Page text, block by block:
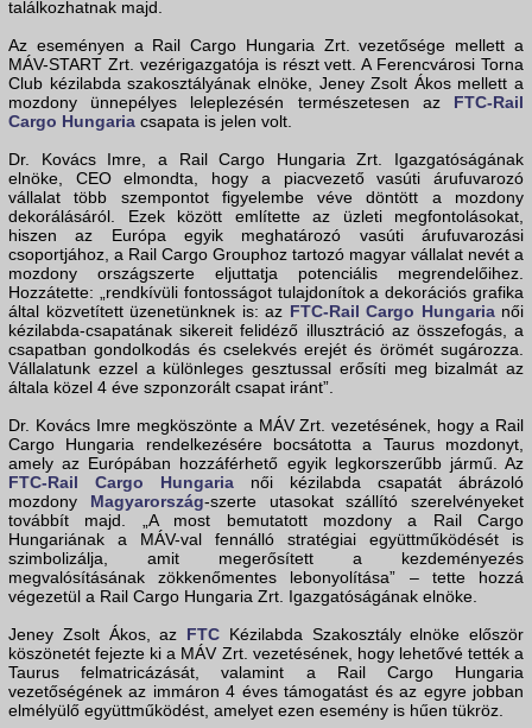
találkozhatnak majd.
Az eseményen a Rail Cargo Hungaria Zrt. vezetősége mellett a
MÁV-START Zrt. vezérigazgatója is részt vett. A Ferencvárosi Torna
Club kézilabda szakosztályának elnöke, Jeney Zsolt Ákos mellett a
mozdony ünnepélyes leleplezésén természetesen az FTC-Rail
Cargo Hungaria csapata is jelen volt.
Dr. Kovács Imre, a Rail Cargo Hungaria Zrt. Igazgatóságának
elnöke, CEO elmondta, hogy a piacvezető vasúti árufuvarozó
vállalat több szempontot figyelembe véve döntött a mozdony
dekorálásáról. Ezek között említette az üzleti megfontolásokat,
hiszen az Európa egyik meghatározó vasúti árufuvarozási
csoportjához, a Rail Cargo Grouphoz tartozó magyar vállalat nevét a
mozdony országszerte eljuttatja potenciális megrendelőihez.
Hozzátette: „rendkívüli fontosságot tulajdonítok a dekorációs grafika
által közvetített üzenetünknek is: az FTC-Rail Cargo Hungarianői
kézilabda-csapatának sikereit felidéző illusztráció az összefogás, a
csapatban gondolkodás és cselekvés erejét és örömét sugározza.
Vállalatunk ezzel a különleges gesztussal erősíti meg bizalmát az
általa közel 4 éve szponzorált csapat iránt”.
Dr. Kovács Imre megköszönte a MÁV Zrt. vezetésének, hogy a Rail
Cargo Hungaria rendelkezésére bocsátotta a Taurus mozdonyt,
amely az Európában hozzáférhető egyik legkorszerűbb jármű. Az
FTC-Rail Cargo Hungaria női kézilabda csapatát ábrázoló
mozdony Magyarország-szerte utasokat szállító szerelvényeket
továbbít majd. „A most bemutatott mozdony a Rail Cargo
Hungariának a MÁV-val fennálló stratégiai együttműködését is
szimbolizálja, amit megerősített a kezdeményezés
megvalósításának zökkenőmentes lebonyolítása” – tette hozzá
végezetül a Rail Cargo Hungaria Zrt. Igazgatóságának elnöke.
Jeney Zsolt Ákos, az FTC Kézilabda Szakosztály elnöke először
köszönetét fejezte ki a MÁV Zrt. vezetésének, hogy lehetővé tették a
Taurus felmatricázását, valamint a Rail Cargo Hungaria
vezetőségének az immáron 4 éves támogatást és az egyre jobban
elmélyülő együttműködést, amelyet ezen esemény is hűen tükröz.